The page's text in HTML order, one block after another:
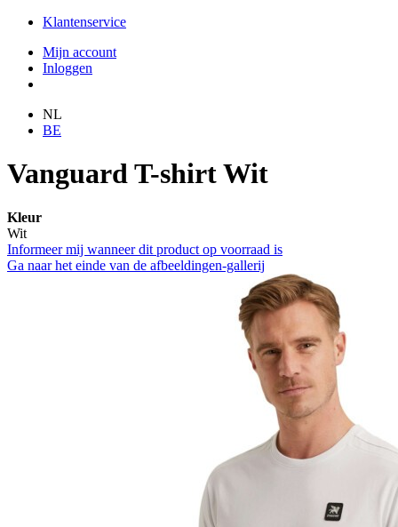
Klantenservice
Mijn account
Inloggen
NL
BE
Vanguard T-shirt Wit
Kleur
Wit
Informeer mij wanneer dit product op voorraad is
Ga naar het einde van de afbeeldingen-gallerij